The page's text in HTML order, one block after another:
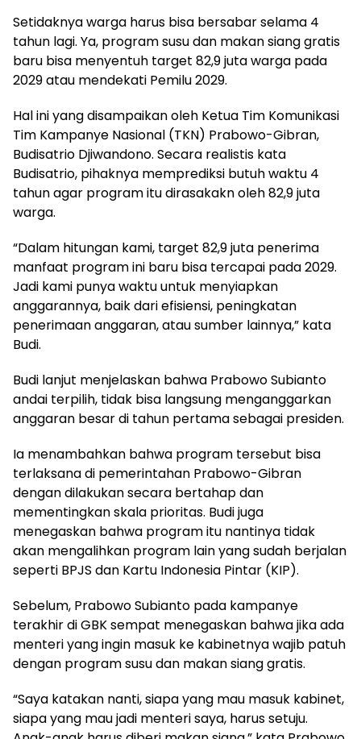
Setidaknya warga harus bisa bersabar selama 4
tahun lagi. Ya, program susu dan makan siang gratis
baru bisa menyentuh target 82,9 juta warga pada
2029 atau mendekati Pemilu 2029.
Hal ini yang disampaikan oleh Ketua Tim Komunikasi
Tim Kampanye Nasional (TKN) Prabowo-Gibran,
Budisatrio Djiwandono. Secara realistis kata
Budisatrio, pihaknya memprediksi butuh waktu 4
tahun agar program itu dirasakakn oleh 82,9 juta
warga.
“Dalam hitungan kami, target 82,9 juta penerima
manfaat program ini baru bisa tercapai pada 2029.
Jadi kami punya waktu untuk menyiapkan
anggarannya, baik dari efisiensi, peningkatan
penerimaan anggaran, atau sumber lainnya,” kata
Budi.
Budi lanjut menjelaskan bahwa Prabowo Subianto
andai terpilih, tidak bisa langsung menganggarkan
anggaran besar di tahun pertama sebagai presiden.
Ia menambahkan bahwa program tersebut bisa
terlaksana di pemerintahan Prabowo-Gibran
dengan dilakukan secara bertahap dan
mementingkan skala prioritas. Budi juga
menegaskan bahwa program itu nantinya tidak
akan mengalihkan program lain yang sudah berjalan
seperti BPJS dan Kartu Indonesia Pintar (KIP).
Sebelum, Prabowo Subianto pada kampanye
terakhir di GBK sempat menegaskan bahwa jika ada
menteri yang ingin masuk ke kabinetnya wajib patuh
dengan program susu dan makan siang gratis.
“Saya katakan nanti, siapa yang mau masuk kabinet,
siapa yang mau jadi menteri saya, harus setuju.